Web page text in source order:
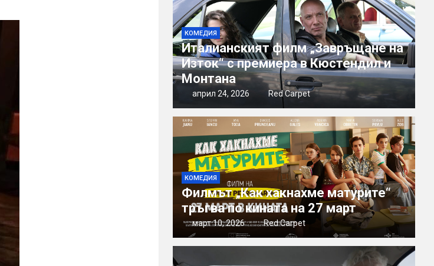
КОМЕДИЯ
Италианският филм „Завръщане на
Изток“ с премиера в Кюстендил и
Монтана
април 24, 2026 Red Carpet
КОМЕДИЯ
Филмът „Как хакнахме матурите“
тръгва по кината на 27 март
март 10, 2026 Red Carpet